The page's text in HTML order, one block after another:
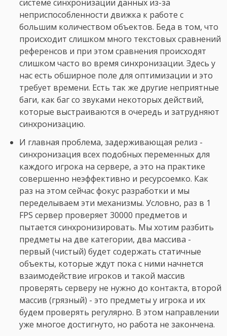
системе синхронизации данных из-за
неприспособленности движка к работе с
большим количеством объектов. Беда в том, что
происходит слишком много текстовых сравнений
референсов и при этом сравнения происходят
слишком часто во время синхронизации. Здесь у
нас есть обширное поле для оптимизации и это
требует времени. Есть так же другие неприятные
баги, как баг со звуками некоторых действий,
которые выстраиваются в очередь и затрудняют
синхронизацию.
И главная проблема, задерживающая релиз -
синхронизация всех подобных переменных для
каждого игрока на сервере, а это на практике
совершенно неэффективно и ресурсоемко. Как
раз на этом сейчас фокус разработки и мы
переделываем эти механизмы. Условно, раз в 1
FPS сервер проверяет 30000 предметов и
пытается синхронизировать. Мы хотим разбить
предметы на две категории, два массива -
первый (чистый) будет содержать статичные
объекты, которые ждут пока с ними начнется
взаимодействие игроков и такой массив
проверять серверу не нужно до контакта, второй
массив (грязный) - это предметы у игрока и их
будем проверять регулярно. В этом направлении
уже многое достигнуто, но работа не закончена.